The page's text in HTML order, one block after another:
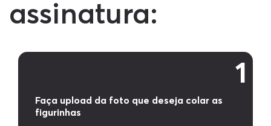
assinatura:
1
Faça upload da foto que deseja colar as
figurinhas